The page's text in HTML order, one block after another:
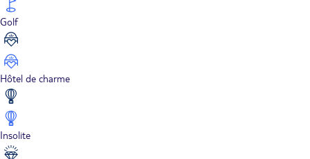
Golf
Hôtel de charme
Insolite